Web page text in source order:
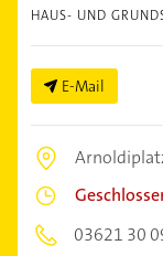
HAUS- UND
E-Mail
03621 30